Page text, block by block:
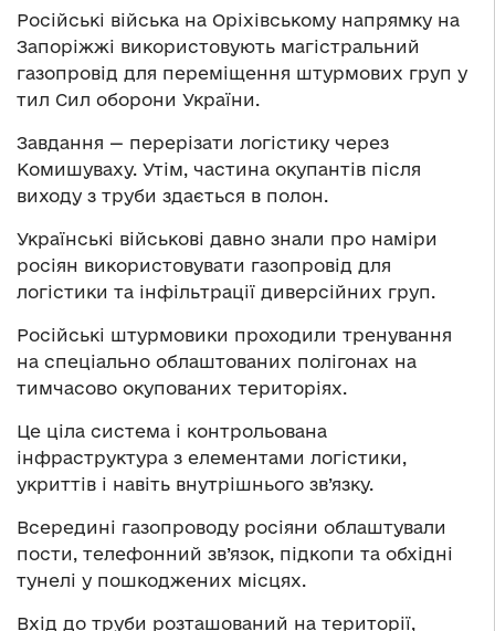
Російські війська на Оріхівському напрямку на
Запоріжжі використовують магістральний
газопровід для переміщення штурмових груп у
тил Сил оборони України.
Завдання — перерізати логістику через
Комишуваху. Утім, частина окупантів після
виходу з труби здається в полон.
Українські військові давно знали про наміри
росіян використовувати газопровід для
логістики та інфільтрації диверсійних груп.
Російські штурмовики проходили тренування
на спеціально облаштованих полігонах на
тимчасово окупованих територіях.
Це ціла система і контрольована
інфраструктура з елементами логістики,
укриттів і навіть внутрішнього зв’язку.
Всередині газопроводу росіяни облаштували
пости, телефонний зв’язок, підкопи та обхідні
тунелі у пошкоджених місцях.
Вхід до труби розташований на території,